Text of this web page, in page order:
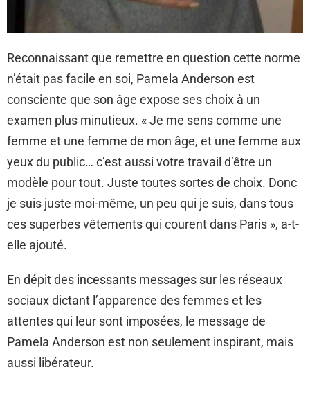
Reconnaissant que remettre en question cette norme
n’était pas facile en soi, Pamela Anderson est
consciente que son âge expose ses choix à un
examen plus minutieux. « Je me sens comme une
femme et une femme de mon âge, et une femme aux
yeux du public… c’est aussi votre travail d’être un
modèle pour tout. Juste toutes sortes de choix. Donc
je suis juste moi-même, un peu qui je suis, dans tous
ces superbes vêtements qui courent dans Paris », a-t-
elle ajouté.
En dépit des incessants messages sur les réseaux
sociaux dictant l’apparence des femmes et les
attentes qui leur sont imposées, le message de
Pamela Anderson est non seulement inspirant, mais
aussi libérateur.